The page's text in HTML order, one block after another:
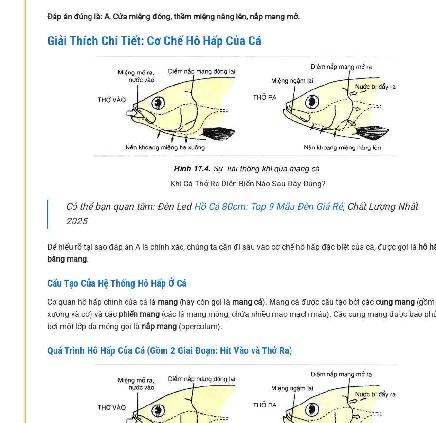
Đáp án đúng là: A. Cửa miệng đóng, thềm miệng nâng lên, nắp mang mở.
Giải Thích Chi Tiết: Cơ Chế Hô Hấp Của Cá
Khi Cá Thở Ra Diễn Biến Nào Sau Đây Đúng?
Có thể bạn quan tâm: Đèn LedHồ Cá 80cm: Top 9 Mẫu Đèn Giá Rẻ, Chất Lượng Nhất
2025
Để hiểu rõ tại sao đáp án A là chính xác, chúng ta cần đi sâu vào cơ chế hô hấp đặc biệt của cá, được gọi là hô
bằng mang.
Cấu Tạo Của Hệ Thống Hô Hấp Ở Cá
Cơ quan hô hấp chính của cá là mang (hay còn gọi là mang cá). Mang cá được cấu tạo bởi các cung mang (gồm
xương và cơ) và các phiến mang (các lá mang mỏng, chứa nhiều mao mạch máu). Các cung mang được bao
bởi một lớp da mỏng gọi là nắp mang (operculum).
Quá Trình Hô Hấp Của Cá (Gồm 2 Giai Đoạn: Hít Vào và Thở Ra)